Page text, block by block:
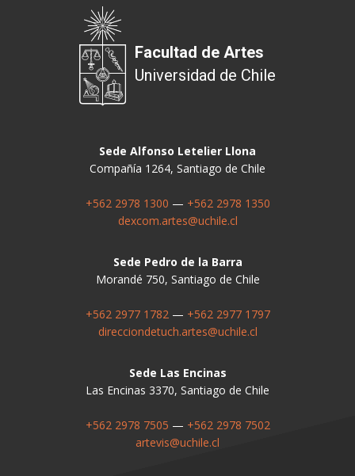
Facultad de Artes
Universidad de Chile
Sede Alfonso Letelier Llona
Compañía 1264, Santiago de Chile
+562 2978 1300 — +562 2978 1350
dexcom.artes@uchile.cl
Sede Pedro de la Barra
Morandé 750, Santiago de Chile
+562 2977 1782— +562 2977 1797
direcciondetuch.artes@uchile.cl
Sede Las Encinas
Las Encinas 3370, Santiago de Chile
+562 2978 7505 — +562 2978 7502
artevis@uchile.cl